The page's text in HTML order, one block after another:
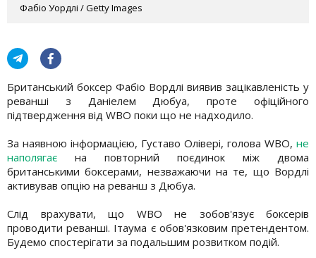
Фабіо Уордлі / Getty Images
Британський боксер Фабіо Вордлі виявив зацікавленість у
реванші з Даніелем Дюбуа, проте офіційного
підтвердження від WBO поки що не надходило.
За наявною інформацією, Густаво Олівері, голова WBO, не
наполягає на повторний поєдинок між двома
британськими боксерами, незважаючи на те, що Вордлі
активував опцію на реванш з Дюбуа.
Слід врахувати, що WBO не зобов'язує боксерів
проводити реванші. Ітаума є обов'язковим претендентом.
Будемо спостерігати за подальшим розвитком подій.